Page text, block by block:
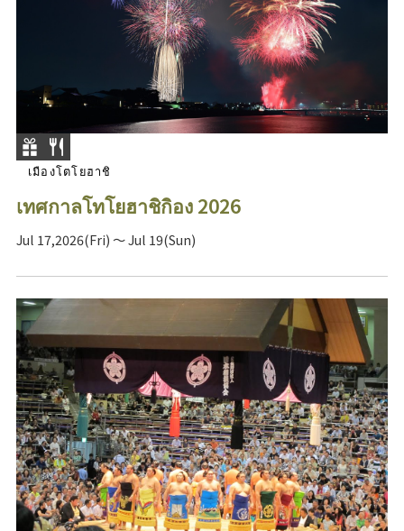
เมืองโตโยฮาชิ
เทศกาลโทโยฮาชิกิอง 2026
Jul 17,2026(Fri) ～ Jul 19(Sun)